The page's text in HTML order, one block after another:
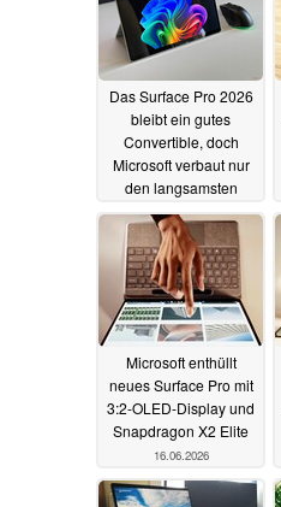
Das Surface Pro 2026
bleibt ein gutes
Convertible, doch
Microsoft verbaut nur
den langsamsten
Snapdragon X2 Elite
09.07.2026
Microsoft enthüllt
neues Surface Pro mit
3:2-OLED-Display und
Snapdragon X2 Elite
16.06.2026